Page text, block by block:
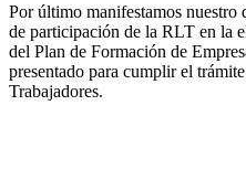
Por último manifestamos nuestro
de participación de la RLT en la
del Plan de Formación de
presentado para cumplir el
Trabajadores.